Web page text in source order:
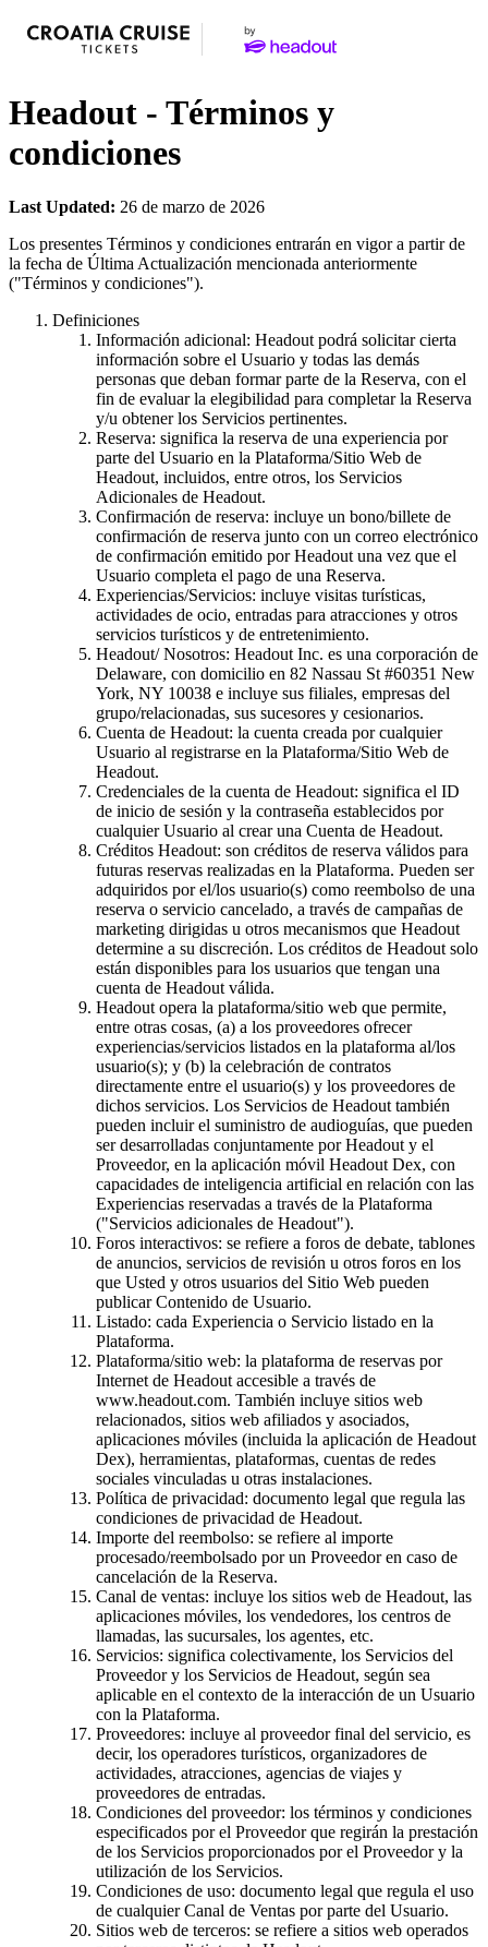
Headout - Términos y
condiciones
Last Updated: 26 de marzo de 2026
Los presentes Términos y condiciones entrarán en vigor a partir de
la fecha de Última Actualización mencionada anteriormente
("Términos y condiciones").
Definiciones
Información adicional: Headout podrá solicitar cierta
información sobre el Usuario y todas las demás
personas que deban formar parte de la Reserva, con el
fin de evaluar la elegibilidad para completar la Reserva
y/u obtener los Servicios pertinentes.
Reserva: significa la reserva de una experiencia por
parte del Usuario en la Plataforma/Sitio Web de
Headout, incluidos, entre otros, los Servicios
Adicionales de Headout.
Confirmación de reserva: incluye un bono/billete de
confirmación de reserva junto con un correo electrónico
de confirmación emitido por Headout una vez que el
Usuario completa el pago de una Reserva.
Experiencias/Servicios: incluye visitas turísticas,
actividades de ocio, entradas para atracciones y otros
servicios turísticos y de entretenimiento.
Headout/ Nosotros: Headout Inc. es una corporación de
Delaware, con domicilio en 82 Nassau St #60351 New
York, NY 10038 e incluye sus filiales, empresas del
grupo/relacionadas, sus sucesores y cesionarios.
Cuenta de Headout: la cuenta creada por cualquier
Usuario al registrarse en la Plataforma/Sitio Web de
Headout.
Credenciales de la cuenta de Headout: significa el ID
de inicio de sesión y la contraseña establecidos por
cualquier Usuario al crear una Cuenta de Headout.
Créditos Headout: son créditos de reserva válidos para
futuras reservas realizadas en la Plataforma. Pueden ser
adquiridos por el/los usuario(s) como reembolso de una
reserva o servicio cancelado, a través de campañas de
marketing dirigidas u otros mecanismos que Headout
determine a su discreción. Los créditos de Headout solo
están disponibles para los usuarios que tengan una
cuenta de Headout válida.
Headout opera la plataforma/sitio web que permite,
entre otras cosas, (a) a los proveedores ofrecer
experiencias/servicios listados en la plataforma al/los
usuario(s); y (b) la celebración de contratos
directamente entre el usuario(s) y los proveedores de
dichos servicios. Los Servicios de Headout también
pueden incluir el suministro de audioguías, que pueden
ser desarrolladas conjuntamente por Headout y el
Proveedor, en la aplicación móvil Headout Dex, con
capacidades de inteligencia artificial en relación con las
Experiencias reservadas a través de la Plataforma
("Servicios adicionales de Headout").
Foros interactivos: se refiere a foros de debate, tablones
de anuncios, servicios de revisión u otros foros en los
que Usted y otros usuarios del Sitio Web pueden
publicar Contenido de Usuario.
Listado: cada Experiencia o Servicio listado en la
Plataforma.
Plataforma/sitio web: la plataforma de reservas por
Internet de Headout accesible a través de
www.headout.com. También incluye sitios web
relacionados, sitios web afiliados y asociados,
aplicaciones móviles (incluida la aplicación de Headout
Dex), herramientas, plataformas, cuentas de redes
sociales vinculadas u otras instalaciones.
Política de privacidad: documento legal que regula las
condiciones de privacidad de Headout.
Importe del reembolso: se refiere al importe
procesado/reembolsado por un Proveedor en caso de
cancelación de la Reserva.
Canal de ventas: incluye los sitios web de Headout, las
aplicaciones móviles, los vendedores, los centros de
llamadas, las sucursales, los agentes, etc.
Servicios: significa colectivamente, los Servicios del
Proveedor y los Servicios de Headout, según sea
aplicable en el contexto de la interacción de un Usuario
con la Plataforma.
Proveedores: incluye al proveedor final del servicio, es
decir, los operadores turísticos, organizadores de
actividades, atracciones, agencias de viajes y
proveedores de entradas.
Condiciones del proveedor: los términos y condiciones
especificados por el Proveedor que regirán la prestación
de los Servicios proporcionados por el Proveedor y la
utilización de los Servicios.
Condiciones de uso: documento legal que regula el uso
de cualquier Canal de Ventas por parte del Usuario.
Sitios web de terceros: se refiere a sitios web operados